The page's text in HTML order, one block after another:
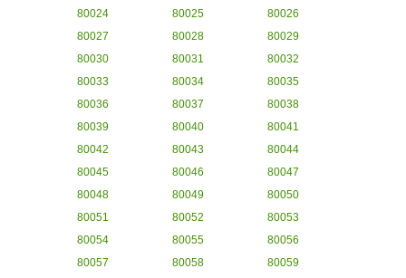
80024
80025
80026
80027
80028
80029
80030
80031
80032
80033
80034
80035
80036
80037
80038
80039
80040
80041
80042
80043
80044
80045
80046
80047
80048
80049
80050
80051
80052
80053
80054
80055
80056
80057
80058
80059